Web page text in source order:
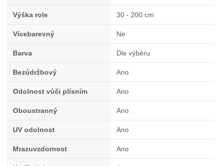
Výška role 30 - 200 cm
Vícebarevný Ne
Barva Dle výběru
Bezúdržbový Ano
Odolnost vůči plísním Ano
Oboustranný Ano
UV odolnost Ano
Mrazuvzdornost Ano